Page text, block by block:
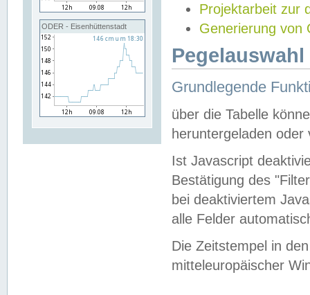
ODER - Eisenhüttenstadt
Projektarbeit zur
Generierung von
Grundlegende
über die Tabelle
heruntergeladen oder
Ist Javascript
Bestätigung des
bei deaktiviertem
alle Felder
Die Zeitstempel in
mitteleuropäischer